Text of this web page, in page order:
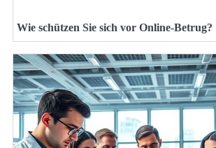
Wie schützen Sie sich vor Online-Betrug?